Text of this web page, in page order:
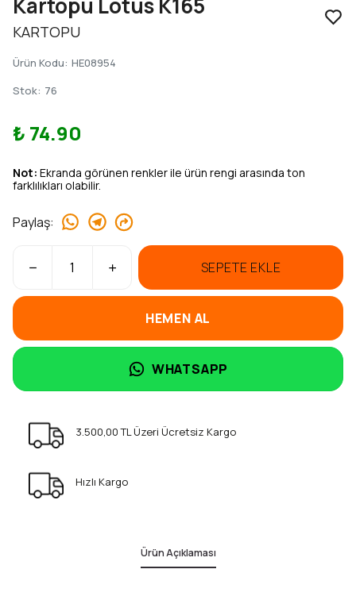
KARTOPU
Ürün Kodu: HE08954
Stok: 76
₺ 74.90
Not: Ekranda görünen renkler ile ürün rengi arasında ton
farklılıkları olabilir.
Paylaş:
SEPETE EKLE
HEMEN AL
WHATSAPP
3.500,00 TL Üzeri Ücretsiz Kargo
Hızlı Kargo
Ürün Açıklaması